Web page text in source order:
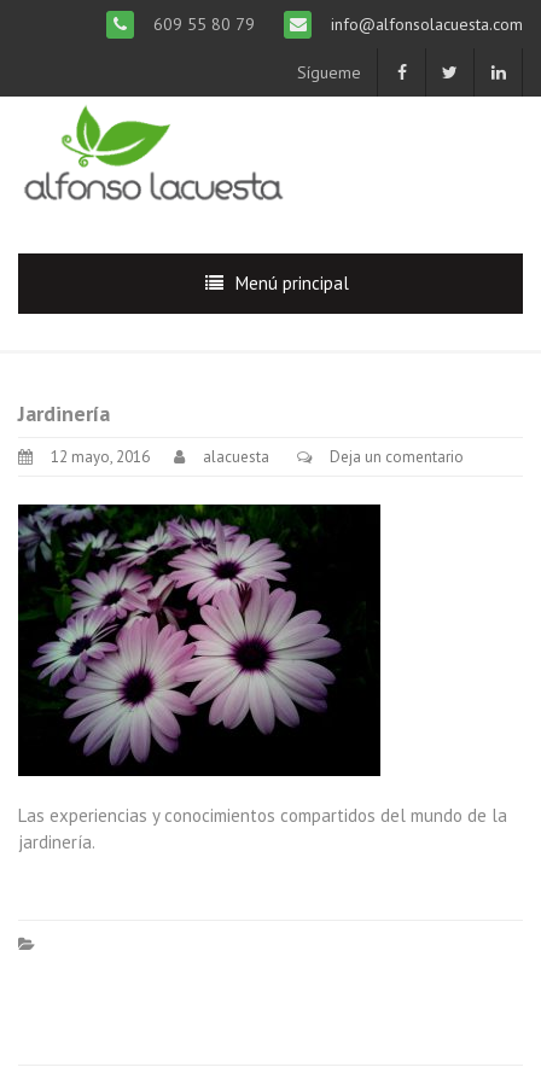
609 55 80 79 info@alfonsolacuesta.com
Sígueme
Menú principal
Jardinería
12 mayo, 2016 alacuesta Deja un comentario
Las experiencias y conocimientos compartidos del mundo de la
jardinería.